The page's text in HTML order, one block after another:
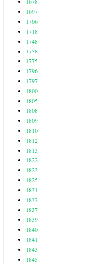
1697
1706
1718
1748
1758
1775
1796
1797
1800
1805
1808
1809
1810
1812
1813
1822
1823
1825
1831
1832
1837
1839
1840
1841
1843
1845